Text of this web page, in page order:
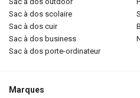
sac à dos scolaire
sac à dos cuir
sac à dos business
sac à dos porte-ordinateur
Marques